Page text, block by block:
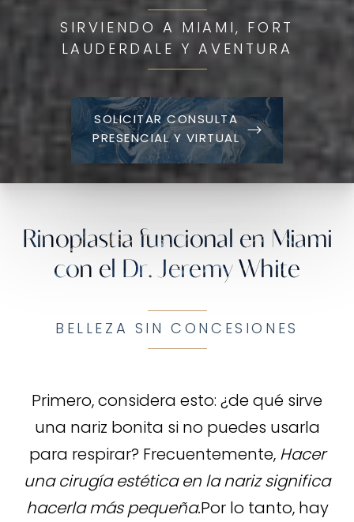
SIRVIENDO A MIAMI, FORT
LAUDERDALE Y AVENTURA
SOLICITAR CONSULTA
PRESENCIAL Y VIRTUAL
Rinoplastia funcional en Miami
con el Dr. Jeremy White
BELLEZA SIN CONCESIONES
Primero, considera esto: ¿de qué sirve
una nariz bonita si no puedes usarla
para respirar? Frecuentemente, Hacer
una cirugía estética en la nariz significa
hacerla más pequeña. Por lo tanto, hay